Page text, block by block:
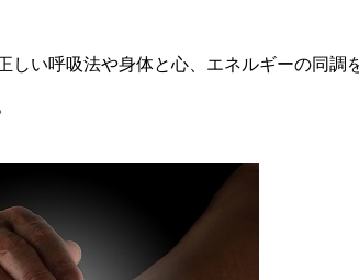
しい呼吸法や身体と心、エネルギーの同